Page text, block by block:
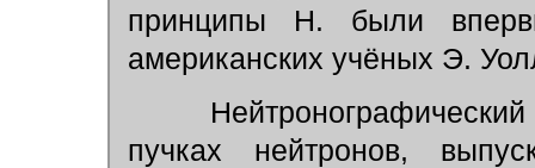
принципы Н. были
американских учёных Э.
пучках нейтронов,